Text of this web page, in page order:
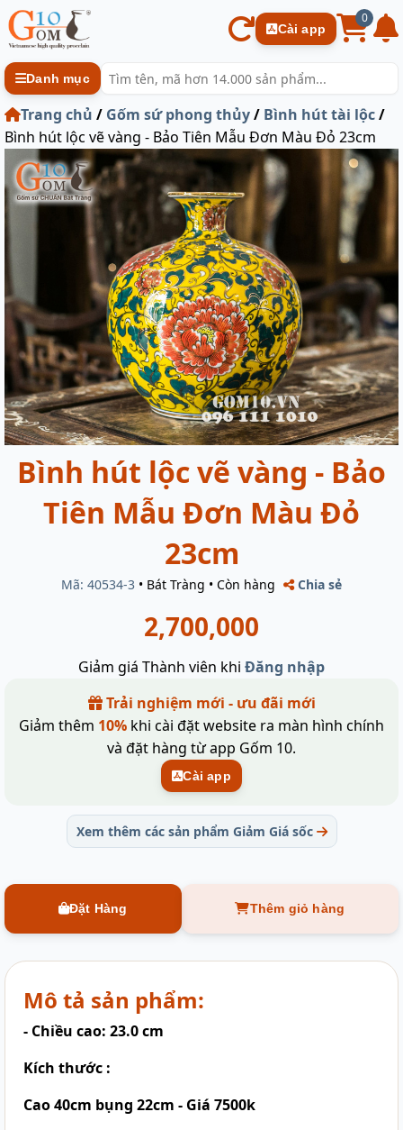
Cài app
0
Danh mục
Trang chủ / Gốm sứ phong thủy/ Bình hút tài lộc/
Bình hút lộc vẽ vàng - Bảo Tiên Mẫu Đơn Màu Đỏ 23cm
Bình hút lộc vẽ vàng - Bảo
Tiên Mẫu Đơn Màu Đỏ
23cm
Mã: 40534-3 • Bát Tràng • Còn hàng Chia sẻ
2,700,000
Giảm giá Thành viên khi Đăng nhập
Trải nghiệm mới - ưu đãi mới
Giảm thêm 10% khi cài đặt website ra màn hình chính
và đặt hàng từ app Gốm 10.
Cài app
Xem thêm các sản phẩm Giảm Giá sốc
Đặt Hàng Thêm giỏ hàng
Mô tả sản phẩm:
- Chiều cao: 23.0 cm
Kích thước :
Cao 40cm bụng 22cm - Giá 7500k